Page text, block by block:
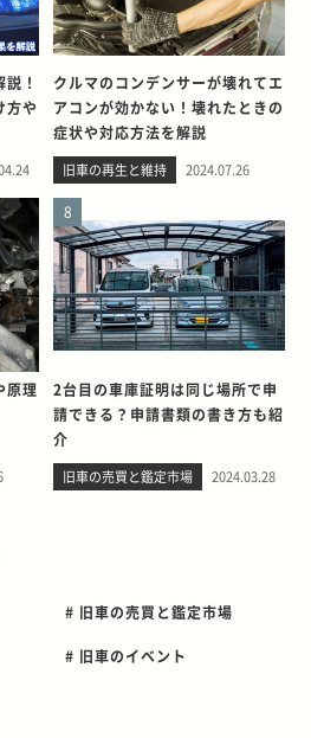
！
方や
クルマのコンデンサーが壊れてエ
アコンが効かない！壊れたときの
症状や対応方法を解説
旧車の再生と維持 2024.07.26
原理
8
2台目の車庫証明は同じ場所で申
請できる？申請書類の書き方も紹
介
旧車の売買と鑑定市場 2024.03.28
# 旧車の売買と鑑定市場
# 旧車のイベント